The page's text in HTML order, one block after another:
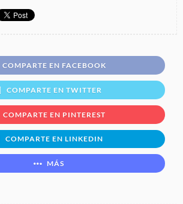
COMPARTE EN FACEBOOK
COMPARTE EN TWITTER
COMPARTE EN PINTEREST
COMPARTE EN LINKEDIN
MÁS